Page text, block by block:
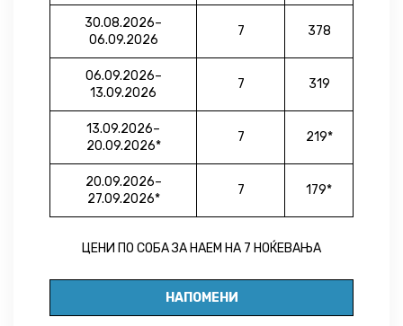
30.08.2026–
06.09.2026
7 378
06.09.2026–
13.09.2026
7 319
13.09.2026–
20.09.2026*
7 219*
20.09.2026–
27.09.2026*
7 179*
ЦЕНИ ПО СОБА ЗА НАЕМ НА 7 НОЌЕВАЊА
НАПОМЕНИ